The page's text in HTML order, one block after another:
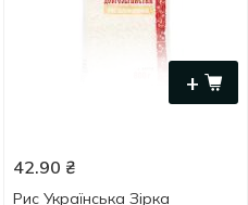
+
42.90 ₴
Рис Українська Зірка